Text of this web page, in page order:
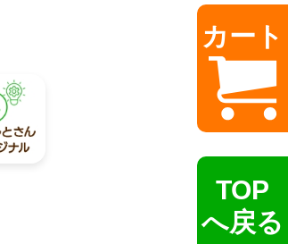
カート
TOP
へ戻る